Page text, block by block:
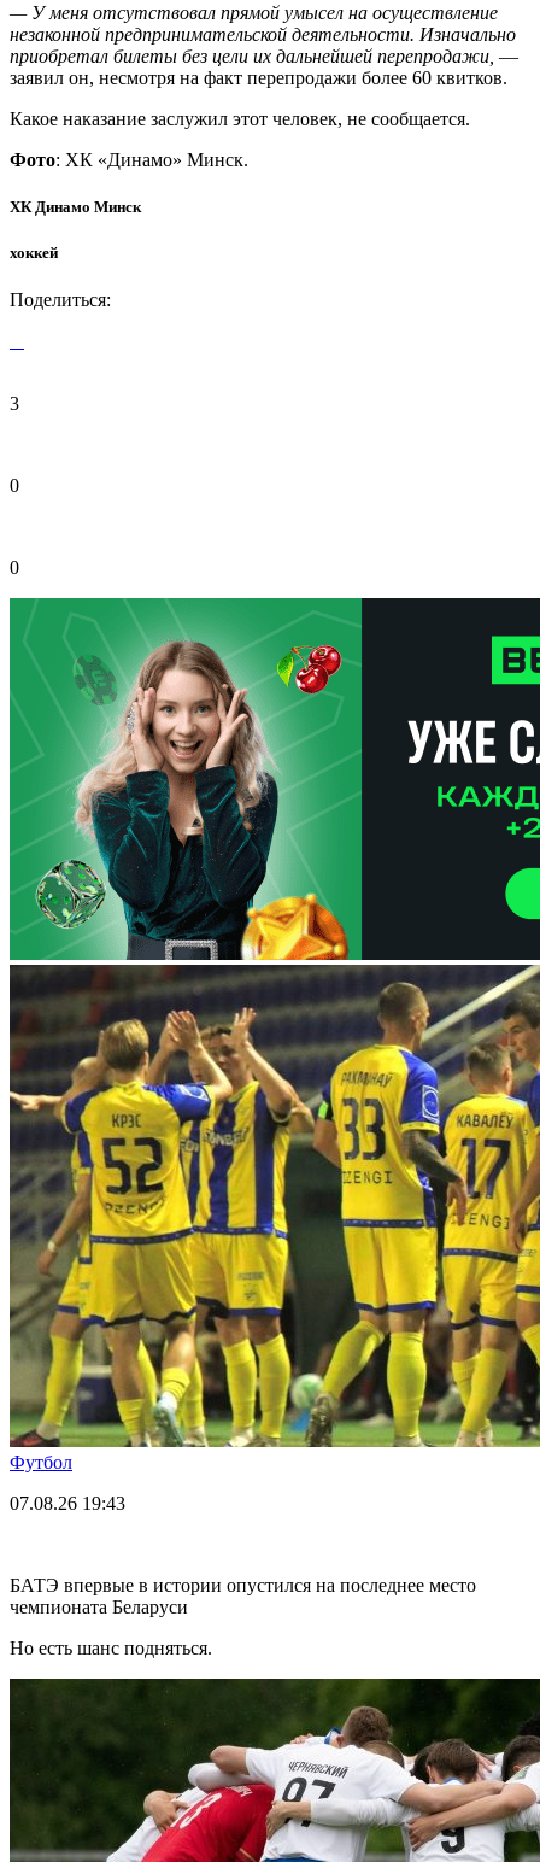
— У меня отсутствовал прямой умысел на осуществление
незаконной предпринимательской деятельности. Изначально
приобретал билеты без цели их дальнейшей перепродажи, —
заявил он, несмотря на факт перепродажи более 60 квитков.
Какое наказание заслужил этот человек, не сообщается.
Фото: ХК «Динамо» Минск.
ХК Динамо Минск
хоккей
Поделиться:
3
0
0
Футбол
07.08.26 19:43
БАТЭ впервые в истории опустился на последнее место
чемпионата Беларуси
Но есть шанс подняться.